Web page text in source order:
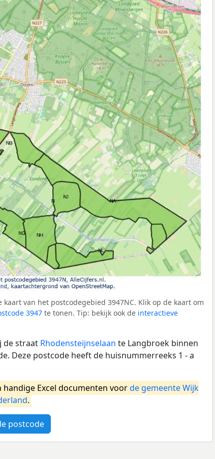
van het postcodegebied 3947NC. Klik op de kaart om
3947 te tonen. Tip: bekijk ook de interactieve
de straat Rhodensteijnselaan te Langbroek binnen
Deze postcode heeft de huisnummerreeks 1 - a
Excel documenten voorde gemeente Wijk
.
postcode